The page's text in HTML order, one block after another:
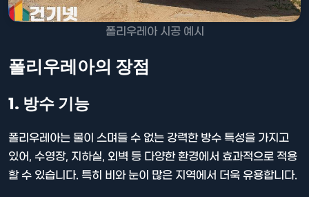
폴리우레아 시공 예시
폴리우레아의 장점
1. 방수 기능
폴리우레아는 물이 스며들 수 없는 강력한 방수 특성을 가지고
있어, 수영장, 지하실, 외벽 등 다양한 환경에서 효과적으로 적용
할 수 있습니다. 특히 비와 눈이 많은 지역에서 더욱 유용합니다.